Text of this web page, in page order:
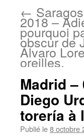
←
2018 –
pourquoi
obscur de
Álvaro
oreilles.
Madrid –
Diego
torería à
Publié le8 octobre